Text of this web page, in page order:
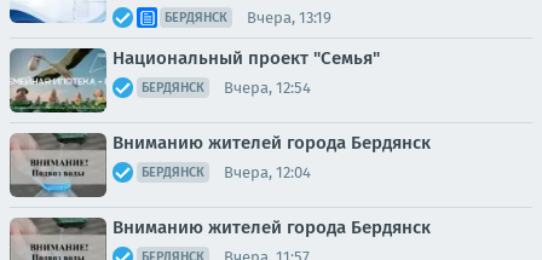
БЕРДЯНСК Вчера, 13:19
Национальный проект "Семья"
БЕРДЯНСК Вчера, 12:54
Вниманию жителей города Бердянск
БЕРДЯНСК Вчера, 12:04
Вниманию жителей города Бердянск
Вчера, 11:57